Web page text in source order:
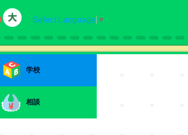
Select Language ▼
学校
相談